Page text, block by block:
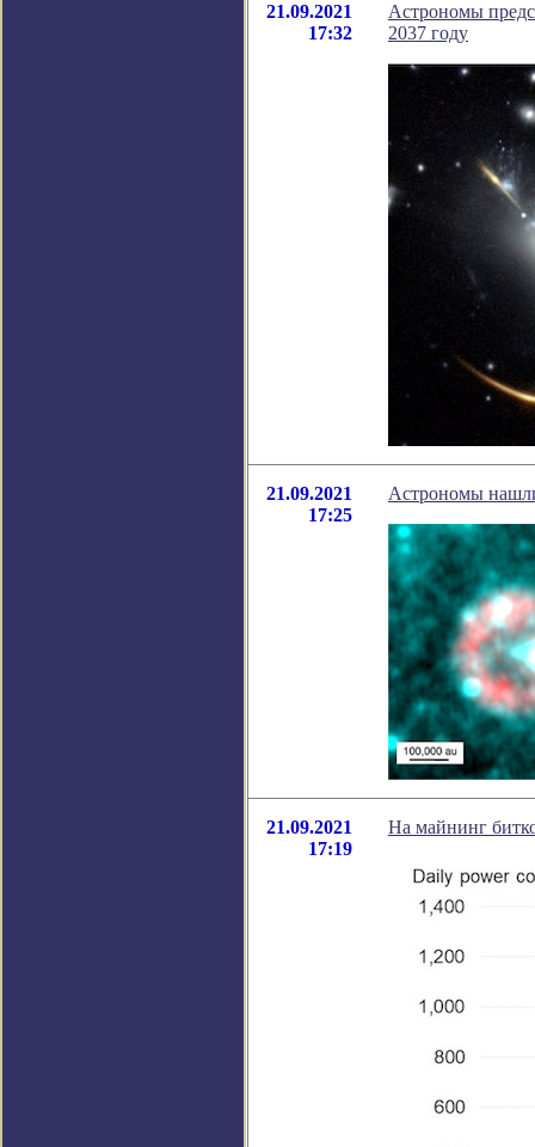
21.09.2021
17:32
Астрономы
2037 году
21.09.2021
17:25
Астрономы
21.09.2021
17:19
На майнинг